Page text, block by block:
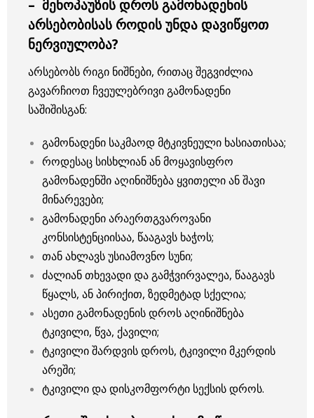
– მენოპაუზის დროს გამონადენის
არსებობისას როდის უნდა დავიწყოთ
ნერვიულობა?
არსებობს რიგი ნიშნები, რითაც შეგვიძლია
გავარჩიოთ ჩვეულებრივი გამონადენი
საშიშისგან:
გამონადენი საკმაოდ მტკივნეული ხასიათისაა;
როდესაც სისხლიან ან მოყავისფრო
გამონადენში აღინიშნება ყვითელი ან შავი
მინარევები;
გამონადენი არაერთგვაროვანი
კონსისტენციისაა, წააგავს ხაჭოს;
თან ახლავს უსიამოვნო სუნი;
ძალიან თხევადი და გამჭვირვალეა, წააგავს
წყალს, ან პირიქით, ზედმეტად სქელია;
ასეთი გამონადენის დროს აღინიშნება
ტკივილი, წვა, ქავილი;
ტკივილი შარდვის დროს, ტკივილი მკერდის
არეში;
ტკივილი და დისკომფორტი სექსის დროს.